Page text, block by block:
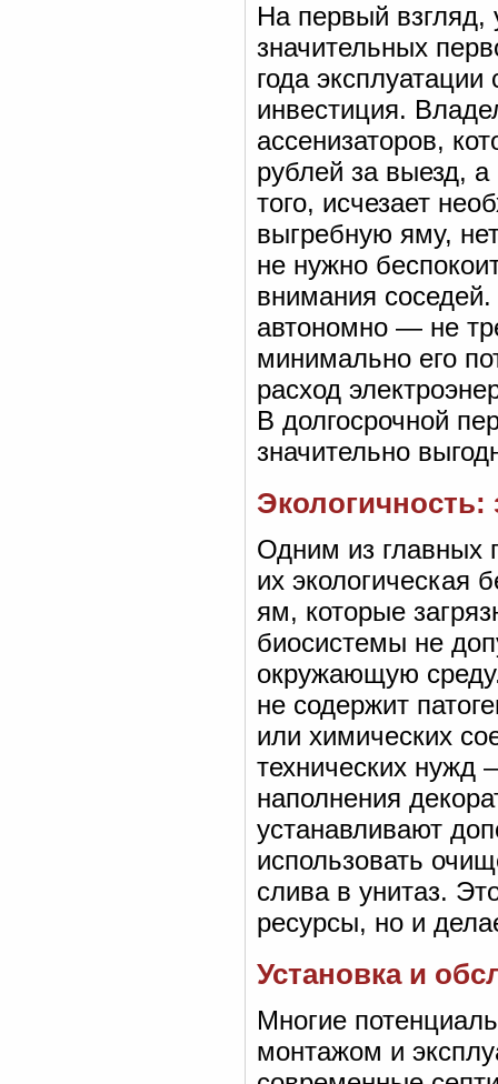
На первый взгляд,
значительных
года
инвестиция.
ассенизаторов,
рублей за выезд,
того, исчезает
выгребную яму,
не нужно
внимания
автономно — не
минимально его
расход
В долгосрочной
значительно
Экологичность:
Одним из главных
их экологическая
ям, которые
биосистемы не
окружающую
не содержит
или химических
технических нужд
наполнения
устанавливают
использовать
слива в унитаз.
ресурсы, но и
Установка и
Многие
монтажом и